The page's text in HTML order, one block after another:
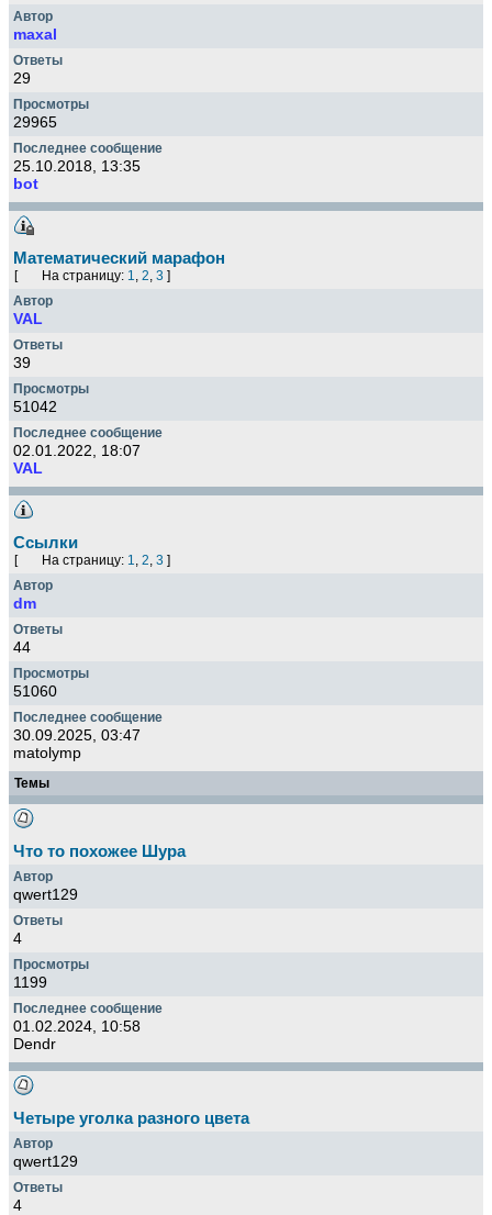
maxal
29
29965
25.10.2018, 13:35
bot
Математический марафон
[ На страницу: 1, 2, 3 ]
VAL
39
51042
02.01.2022, 18:07
VAL
Ссылки
[ На страницу: 1, 2, 3 ]
dm
44
51060
30.09.2025, 03:47
matolymp
Темы
Что то похожее Шура
qwert129
4
1199
01.02.2024, 10:58
Dendr
Четыре уголка разного цвета
qwert129
4